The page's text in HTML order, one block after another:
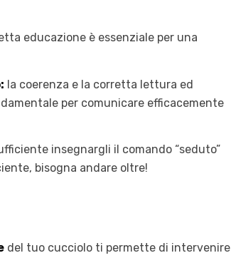
educazione è essenziale per una
la coerenza e la corretta lettura ed
per comunicare efficacemente
insegnargli il comando “seduto”
bisogna andare oltre!
del tuo cucciolo ti permette di intervenire